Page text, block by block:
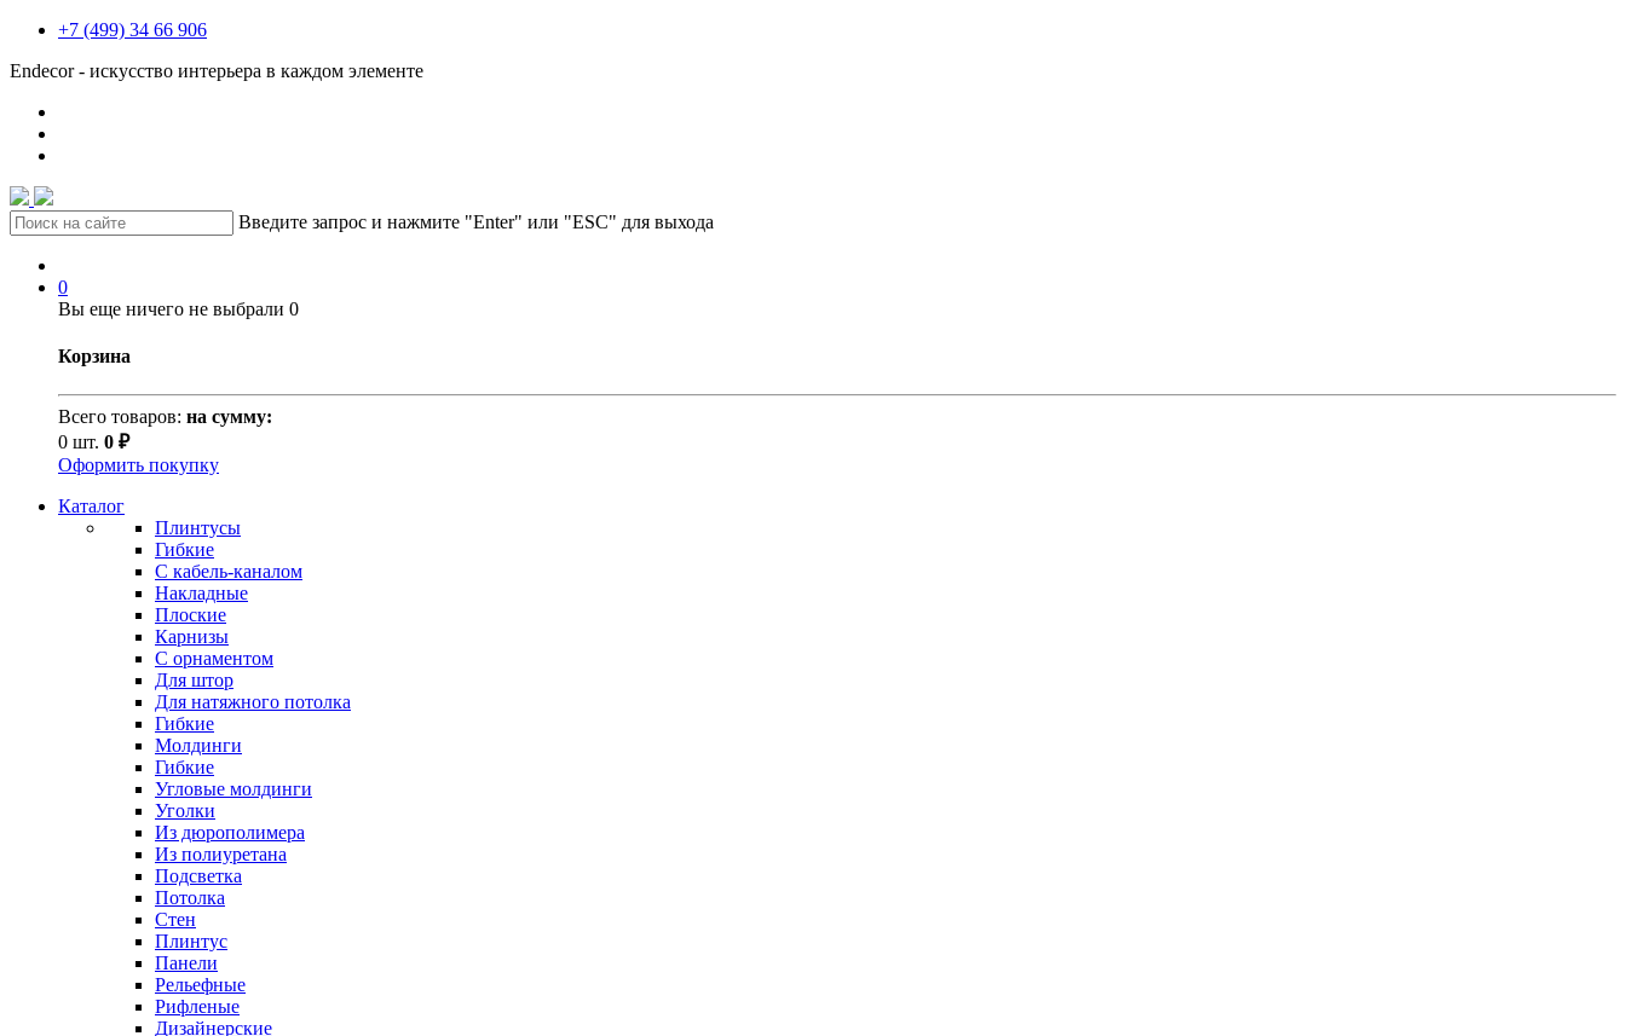
+7 (499) 34 66 906
Endecor - искусство интерьера в каждом элементе
Введите запрос и нажмите "Enter" или "ESC" для выхода
0
Вы еще ничего не выбрали 0
Корзина
Всего товаров: на сумму:
0 шт. 0 ₽
Оформить покупку
Каталог
Плинтусы
Гибкие
C кабель-каналом
Накладные
Плоские
Карнизы
С орнаментом
Для штор
Для натяжного потолка
Гибкие
Молдинги
Гибкие
Угловые молдинги
Уголки
Из дюрополимера
Из полиуретана
Подсветка
Потолка
Стен
Плинтус
Панели
Рельефные
Рифленые
Дизайнерские